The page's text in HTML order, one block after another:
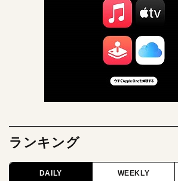
ランキング
DAILY WEEKLY